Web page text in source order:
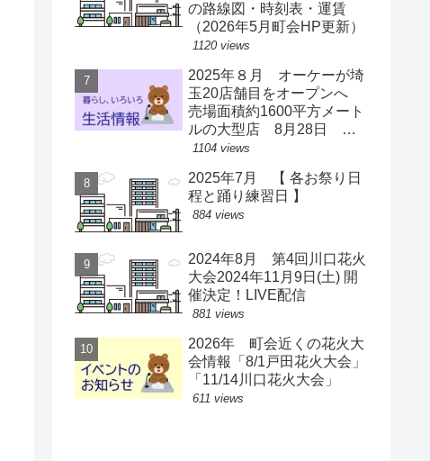
の路線図・時刻表・運賃
（2026年5月町会HP更新）
1120 views
2025年８月 オーケーが埼
玉20店舗目をオープンへ
売場面積約1600平方メート
ルの大型店 8月28日 ス
ーパー激戦区に【出店情
1104 views
2025年7月 【 各お祭り日
程と踊り練習日 】
884 views
2024年8月 第4回川口花火
大会2024年11月9日(土) 開
催決定！LIVE配信
881 views
2026年 町会近くの花火大
会情報「8/1戸田花火大会」
「11/14川口花火大会」
611 views